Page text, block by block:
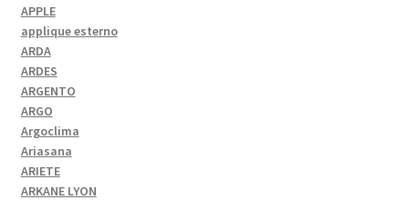
APPLE
applique esterno
ARDA
ARDES
ARGENTO
ARGO
Argoclima
Ariasana
ARIETE
ARKANE LYON